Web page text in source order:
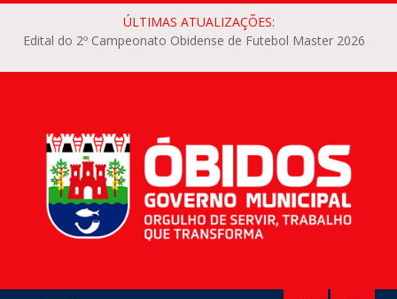
ÚLTIMAS ATUALIZAÇÕES:
Edital do 2º Campeonato Obidense de Futebol Master 2026